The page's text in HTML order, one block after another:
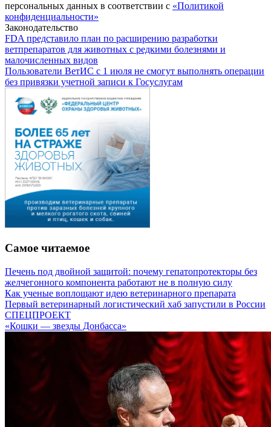
персональных данных в соответствии с «Политикой
конфиденциальности»
Законодательство
FDA представило план по расширению разработки
ветпрепаратов для животных с редкими болезнями и
малочисленных видов
Пользователи ВетИС с 1 июля не смогут выполнять операции
без привязки учетной записи к Госуслугам
Самое читаемое
Печень под двойной защитой: почему гепатопротекторы без
желчегонного компонента работают не в полную силу
Как ученые воплощают идею ветеринарного препарата
Первый ветеринарный логистический хаб запустили в России
СПЕЦПРОЕКТ
«Кошки — звезды Донбасса»